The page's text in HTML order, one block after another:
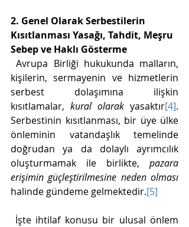
2. Genel Olarak Serbestilerin
Kısıtlanması Yasağı, Tahdit, Meşru
Sebep ve Haklı Gösterme
Avrupa Birliği hukukunda malların,
kişilerin, sermayenin ve hizmetlerin
serbest dolaşımına ilişkin
kısıtlamalar, kural olarak yasaktır[4].
Serbestinin kısıtlanması, bir üye ülke
önleminin vatandaşlık temelinde
doğrudan ya da dolaylı ayrımcılık
oluşturmamak ile birlikte, pazara
erişimin güçleştirilmesine neden olması
halinde gündeme gelmektedir.[5]